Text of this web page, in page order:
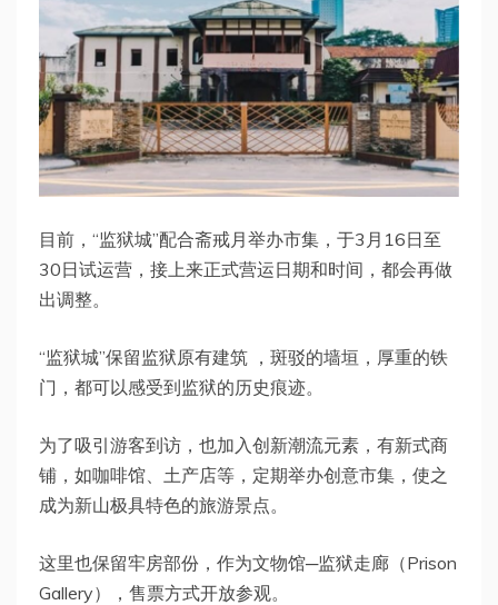
目前，“监狱城”配合斋戒月举办市集，于3月16日至
30日试运营，接上来正式营运日期和时间，都会再做
出调整。
“监狱城”保留监狱原有建筑 ，斑驳的墙垣，厚重的铁
门，都可以感受到监狱的历史痕迹。
为了吸引游客到访，也加入创新潮流元素，有新式商
铺，如咖啡馆、土产店等，定期举办创意市集，使之
成为新山极具特色的旅游景点。
这里也保留牢房部份，作为文物馆─监狱走廊（Prison
Gallery），售票方式开放参观。